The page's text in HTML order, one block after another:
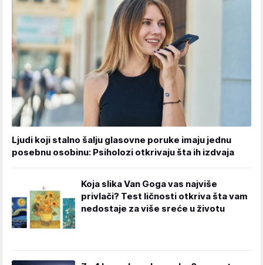
Ljudi koji stalno šalju glasovne poruke imaju jednu
posebnu osobinu: Psiholozi otkrivaju šta ih izdvaja
Koja slika Van Goga vas najviše
privlači? Test ličnosti otkriva šta vam
nedostaje za više sreće u životu